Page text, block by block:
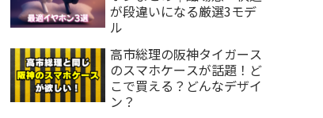
が段違いになる厳選3モデ
ル
高市総理の阪神タイガース
のスマホケースが話題！ど
こで買える？どんなデザイ
ン？